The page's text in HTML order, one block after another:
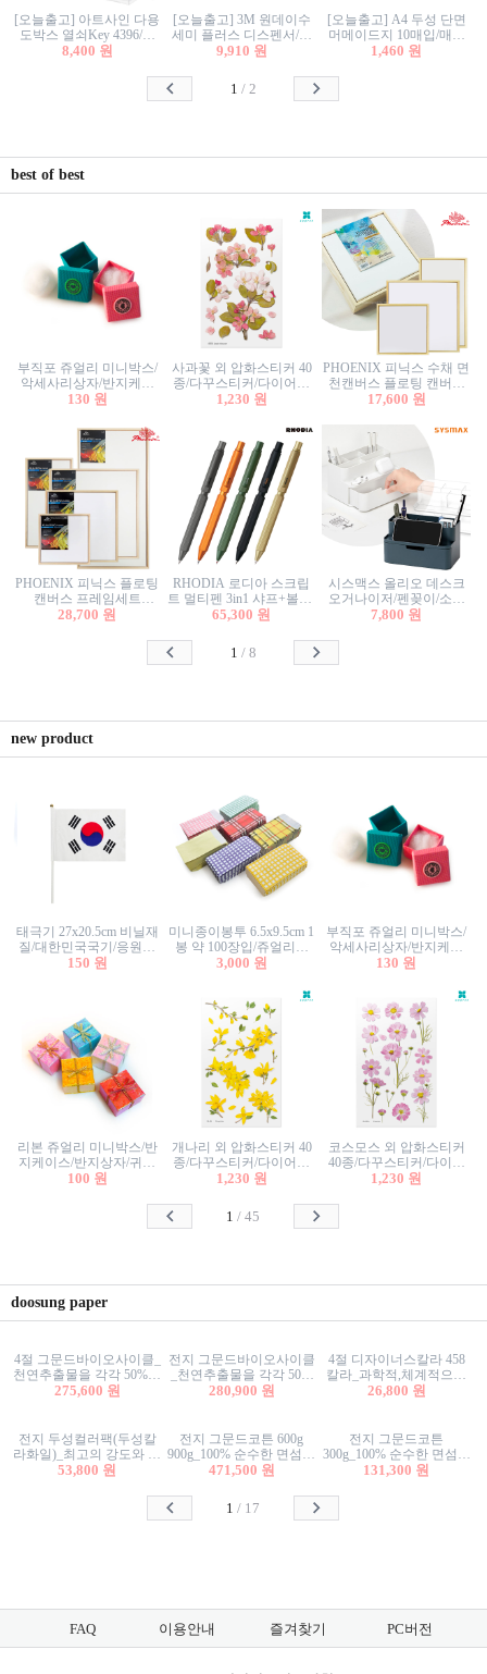
[오늘출고] 아트사인 다용
도박스 열쇠Key 4396/투
표함/건의함/모금함/응모
8,400 원
[오늘출고] 3M 원데이수
세미 플러스 디스펜서/소
프트수세미5매+강력수세
9,910 원
[오늘출고] A4 두성 단면
머메이드지 10매입/매직
터치/색지/색상지/색복사
칼라색지/고급복사지
1,460 원
1 / 2
best of best
부직포 쥬얼리 미니박스/
악세사리상자/반지케이
스/반지상자/귀걸이상자/
130 원
사과꽃 외 압화스티커 40
종/다꾸스티커/다이어리
꾸미기/꽃스티커/자연물
1,230 원
PHOENIX 피닉스 수채 면
천캔버스 플로팅 캔버스
프레임세트 30x30cm/액자
17,600 원
PHOENIX 피닉스 플로팅
캔버스 프레임세트
50x50cm/액자캔버스/인테
28,700 원
RHODIA 로디아 스크립
트 멀티펜 3in1 샤프+볼펜/
무광택 알루미늄 육각배
65,300 원
시스맥스 올리오 데스크
오거나이저/펜꽂이/소품
꽂이/소품함/정리함/수납
7,800 원
1 / 8
new product
태극기 27x20.5cm 비닐재
질/대한민국국기/응원깃
발/행사깃발
150 원
미니종이봉투 6.5x9.5cm 1
봉 약 100장입/쥬얼리봉
투/증명사진봉투/악세사
3,000 원
부직포 쥬얼리 미니박스/
악세사리상자/반지케이
스/반지상자/귀걸이상자/
130 원
리본 쥬얼리 미니박스/반
지케이스/반지상자/귀걸
이상자/귀걸이박스/악세
100 원
개나리 외 압화스티커 40
종/다꾸스티커/다이어리
꾸미기/꽃스티커/자연물
1,230 원
코스모스 외 압화스티커
40종/다꾸스티커/다이어
리꾸미기/꽃스티커/자연
1,230 원
1 /45
doosung paper
4절 그문드바이오사이클_
천연추출물을 각각 50%이
상 함유한 친환경그래픽
275,600 원
전지 그문드바이오사이클
_천연추출물을 각각 50%
이상 함유한 친환경그래
280,900 원
4절 디자이너스칼라 458
칼라_과학적,체계적으로
분류된 200색을 갖춘 색지
26,800 원
전지 두성컬러팩(두성칼
라화일)_최고의 강도와 평
활성을 지닌 다양한 컬러
53,800 원
전지 그문드코튼 600g
900g_100% 순수한 면섬유
로 만든 친환경프리미엄
471,500 원
전지 그문드코튼
300g_100% 순수한 면섬유
로 만든 친환경프리미엄
131,300 원
1 / 17
FAQ 이용안내 즐겨찾기 PC버전